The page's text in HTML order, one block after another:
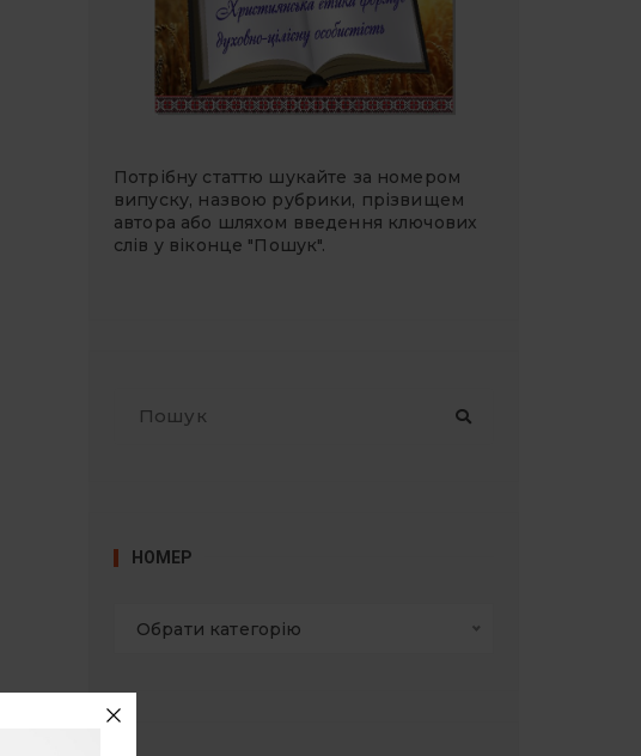
Потрібну статтю шукайте за номером
випуску, назвою рубрики, прізвищем
автора або шляхом введення ключових
слів у віконце "Пошук".
НОМЕР
Обрати категорію